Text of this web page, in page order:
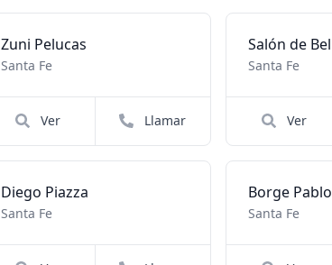
Zuni Pelucas
Santa Fe
Ver Llamar
Santa Fe
Ver
Diego Piazza
Santa Fe
Borge Pablo
Santa Fe